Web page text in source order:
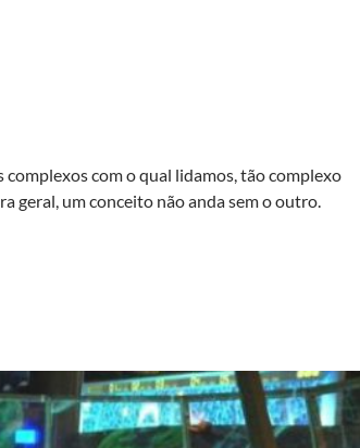
com o qual lidamos, tão complexo
geral, um conceito não anda sem o outro.